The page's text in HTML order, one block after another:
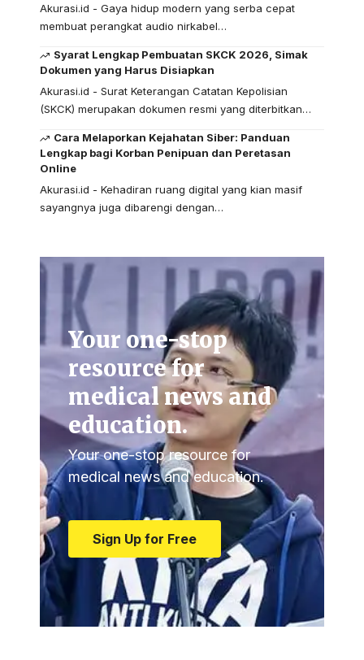
Akurasi.id - Gaya hidup modern yang serba cepat
membuat perangkat audio nirkabel…
Syarat Lengkap Pembuatan SKCK 2026, Simak
Dokumen yang Harus Disiapkan
Akurasi.id - Surat Keterangan Catatan Kepolisian
(SKCK) merupakan dokumen resmi yang diterbitkan…
Cara Melaporkan Kejahatan Siber: Panduan
Lengkap bagi Korban Penipuan dan Peretasan
Online
Akurasi.id - Kehadiran ruang digital yang kian masif
sayangnya juga dibarengi dengan…
Your one-stop
resource for
medical news and
education.
Your one-stop resource for
medical news and education.
Sign Up for Free